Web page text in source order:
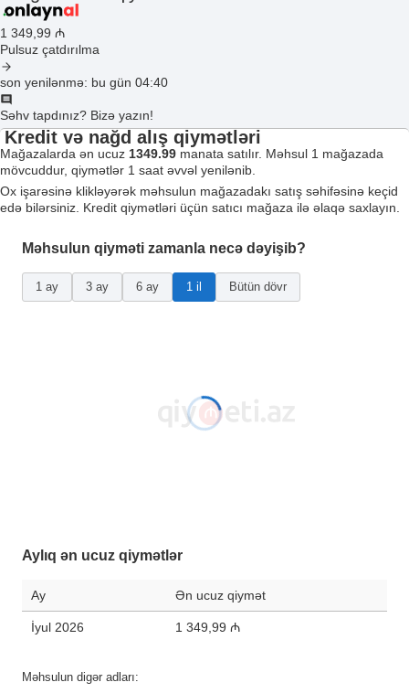
1 349 ,99 ₼
Pulsuz çatdırılma
son yenilənmə: bu gün 04:40
Səhv tapdınız? Bizə yazın!
Kredit və nağd alış qiymətləri
Mağazalarda ən ucuz 1349.99 manata satılır. Məhsul 1 mağazada
mövcuddur, qiymətlər 1 saat əvvəl yenilənib.
Ox işarəsinə klikləyərək məhsulun mağazadakı satış səhifəsinə keçid
edə bilərsiniz. Kredit qiymətləri üçün satıcı mağaza ilə əlaqə saxlayın.
Məhsulun qiyməti zamanla necə dəyişib?
1 ay 3 ay 6 ay 1 il Bütün dövr
Aylıq ən ucuz qiymətlər
Ay Ən ucuz qiymət
İyul 2026 1 349,99 ₼
Məhsulun digər adları: